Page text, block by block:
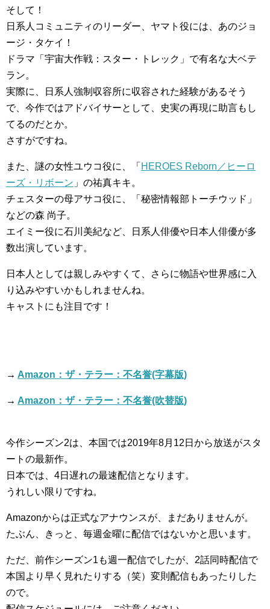
そして！
日系人コミュニティのリーダー、ヤマト役には、あのジョ
ージ・タケイ！
ドラマ「宇宙大作戦：スター・トレック」で有名な大ベテ
ラン。
実際に、日系人強制収容所に収容された経験があるそう
で、今作ではアドバイサーとして、史実の再現に助言もし
てるのだとか。
さすがですね。
また、謎の女性ユウコ役に、「 HEROES Reborn／ヒーロ
ーズ・リボーン 」の祐真キキ。
チェスターの母アサコ役に、「秘密情報部トーチウッド」
などの森 尚子。
エイミー役に石川美紀など、日系人俳優や日本人俳優が多
数出演しています。
日本人としては親しみやすくて、さらに物語や世界感に入
り込みやすいかもしれませんね。
キャストにも注目です！
→ Amazon：ザ・テラー：不名誉(字幕版)
→ Amazon：ザ・テラー：不名誉(吹替版)
今作シーズン2は、本国では2019年8月12日から放送がスタ
ートの最新作。
日本では、4日遅れの最速配信となります。
うれしい限りですね。
Amazonからは正式なアナウンスが、まだありませんが。
たぶん、きっと、毎週金曜に配信ではないかと思います。
ただ、前作シーズン1も週一配信でしたが、2話同時配信で
本国より早く見れたりする（笑）変則配信もあったりした
ので。